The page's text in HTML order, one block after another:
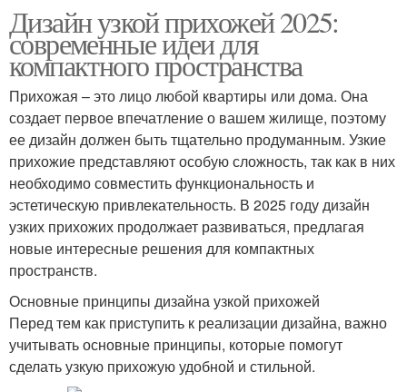
Дизайн узкой прихожей 2025:
современные идеи для
компактного пространства
Прихожая – это лицо любой квартиры или дома. Она
создает первое впечатление о вашем жилище, поэтому
ее дизайн должен быть тщательно продуманным. Узкие
прихожие представляют особую сложность, так как в них
необходимо совместить функциональность и
эстетическую привлекательность. В 2025 году дизайн
узких прихожих продолжает развиваться, предлагая
новые интересные решения для компактных
пространств.
Основные принципы дизайна узкой прихожей
Перед тем как приступить к реализации дизайна, важно
учитывать основные принципы, которые помогут
сделать узкую прихожую удобной и стильной.